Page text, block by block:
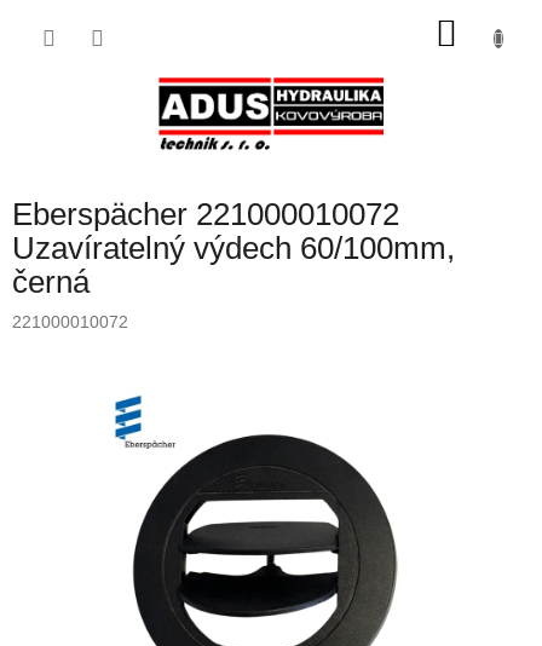
Eberspächer 221000010072
Uzavíratelný výdech 60/100mm,
černá
221000010072